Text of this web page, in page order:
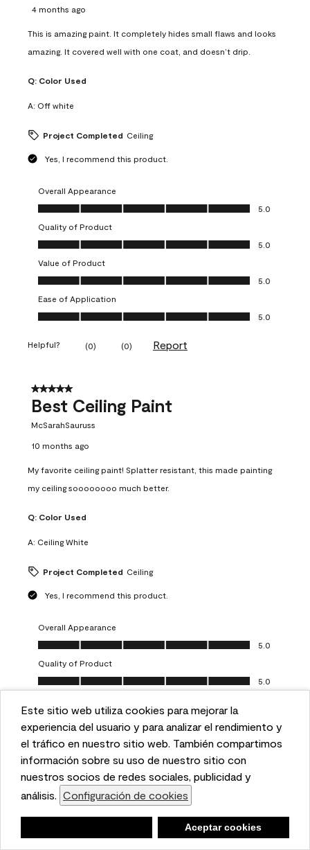
This website uses cookies to enhance user experience
and to analyze performance and traffic on our website.
We also share information about your use of our site
with our social media, advertising, and analytics
partners. Cookie Settings
Accept Cookies
Este sitio web utiliza cookies para mejorar la
experiencia del usuario y para analizar el rendimiento y
el tráfico en nuestro sitio web. También compartimos
información sobre su uso de nuestro sitio con
nuestros socios de redes sociales, publicidad y
análisis. Configuración de cookies
Aceptar cookies
4 months ago
This is amazing paint. It completely hides small flaws and looks
amazing. It covered well with one coat, and doesn’t drip.
Q: Color Used
A: Off white
Project Completed Ceiling
Yes, I recommend this product.
Overall Appearance
Overall Appearance, 5.0 out of 5
5.0
Quality of Product
Quality of Product, 5.0 out of 5
5.0
Value of Product
Value of Product, 5.0 out of 5
5.0
Ease of Application
Ease of Application, 5.0 out of 5
5.0
Helpful? (0) (0) Report
5 out of 5 stars.
Best Ceiling Paint
McSarahSauruss
10 months ago
My favorite ceiling paint! Splatter resistant, this made painting
my ceiling soooooooo much better.
Q: Color Used
A: Ceiling White
Project Completed Ceiling
Yes, I recommend this product.
Overall Appearance
Overall Appearance, 5.0 out of 5
5.0
Quality of Product
Quality of Product, 5.0 out of 5
5.0
Value of Product, 5.0 out of 5
Ease of Application, 5.0 out of 5
Helpful? (0) (0) Report